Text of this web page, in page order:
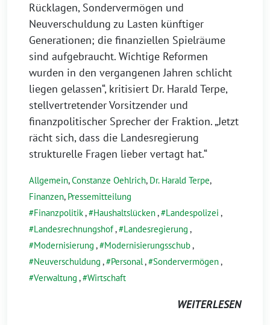
Rücklagen, Sondervermögen und
Neuverschuldung zu Lasten künftiger
Generationen; die finanziellen Spielräume
sind aufgebraucht. Wichtige Reformen
wurden in den vergangenen Jahren schlicht
liegen gelassen“, kritisiert Dr. Harald Terpe,
stellvertretender Vorsitzender und
finanzpolitischer Sprecher der Fraktion. „Jetzt
rächt sich, dass die Landesregierung
strukturelle Fragen lieber vertagt hat.“
Allgemein,Constanze Oehlrich, Dr. Harald Terpe,
Finanzen, Pressemitteilung
Finanzpolitik, Haushaltslücken, Landespolizei ,
Landesrechnungshof, Landesregierung ,
Modernisierung , Modernisierungsschub,
Neuverschuldung , Personal, Sondervermögen,
Verwaltung , Wirtschaft
WEITERLESEN